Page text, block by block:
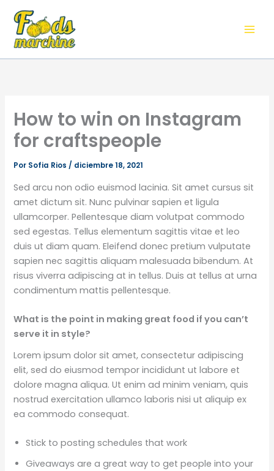
contenido
How to win on Instagram
for craftspeople
Por Sofia Rios/ diciembre 18, 2021
Sed arcu non odio euismod lacinia. Sit amet cursus sit
amet dictum sit. Nunc pulvinar sapien et ligula
ullamcorper. Pellentesque diam volutpat commodo
sed egestas. Tellus elementum sagittis vitae et leo
duis ut diam quam. Eleifend donec pretium vulputate
sapien nec sagittis aliquam malesuada bibendum. At
risus viverra adipiscing at in tellus. Duis at tellus at urna
condimentum mattis pellentesque.
What is the point in making great food if you can’t
serve it in style?
Lorem ipsum dolor sit amet, consectetur adipiscing
elit, sed do eiusmod tempor incididunt ut labore et
dolore magna aliqua. Ut enim ad minim veniam, quis
nostrud exercitation ullamco laboris nisi ut aliquip ex
ea commodo consequat.
Stick to posting schedules that work
Giveaways are a great way to get people into your